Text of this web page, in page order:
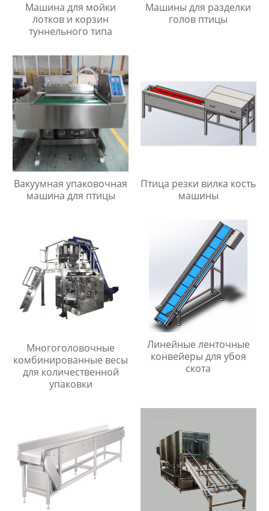
Машина для мойки
лотков и корзин
туннельного типа
Машины для разделки
голов птицы
Вакуумная упаковочная
машина для птицы
Птица резки вилка кость
машины
Многоголовочные
комбинированные весы
для количественной
упаковки
Линейные ленточные
конвейеры для убоя
скота